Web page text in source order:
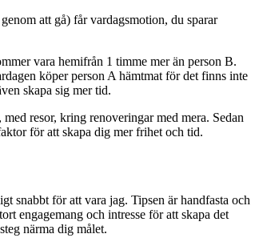
att gå) får vardagsmotion, du sparar
vara hemifrån 1 timme mer än person B.
köper person A hämtmat för det finns inte
skapa sig mer tid.
resor, kring renoveringar med mera. Sedan
för att skapa dig mer frihet och tid.
snabbt för att vara jag. Tipsen är handfasta och
engagemang och intresse för att skapa det
närma dig målet.